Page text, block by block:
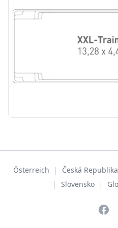
Österreich | Česká Republika
| Slovensko |